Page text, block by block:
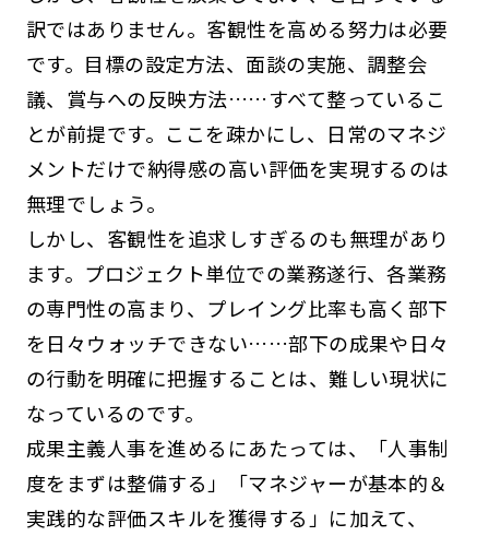
訳ではありません。客観性を高める努力は必要
です。目標の設定方法、面談の実施、調整会
議、賞与への反映方法……すべて整っているこ
とが前提です。ここを疎かにし、日常のマネジ
メントだけで納得感の高い評価を実現するのは
無理でしょう。
しかし、客観性を追求しすぎるのも無理があり
ます。プロジェクト単位での業務遂行、各業務
の専門性の高まり、プレイング比率も高く部下
を日々ウォッチできない……部下の成果や日々
の行動を明確に把握することは、難しい現状に
なっているのです。
成果主義人事を進めるにあたっては、「人事制
度をまずは整備する」「マネジャーが基本的＆
実践的な評価スキルを獲得する」に加えて、